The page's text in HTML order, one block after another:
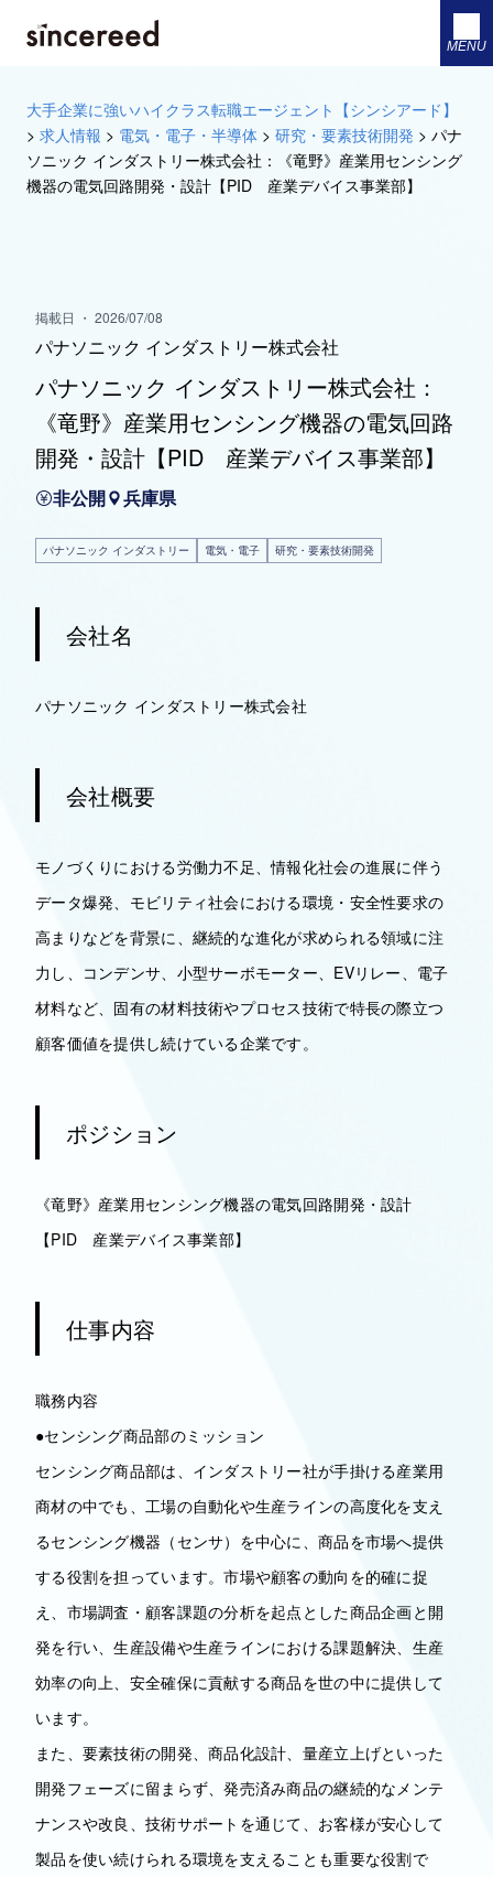
MENU
大手企業に強いハイクラス転職エージェント【シンシアード】
> 求人情報 > 電気・電子・半導体 > 研究・要素技術開発 > パナ
ソニック インダストリー株式会社：《竜野》産業用センシング
機器の電気回路開発・設計【PID 産業デバイス事業部】
掲載日 ・ 2026/07/08
パナソニック インダストリー株式会社
パナソニック インダストリー株式会社：
《竜野》産業用センシング機器の電気回路
開発・設計【PID 産業デバイス事業部】
非公開 兵庫県
パナソニック インダストリー 電気・電子 研究・要素技術開発
会社名
パナソニック インダストリー株式会社
会社概要
モノづくりにおける労働力不足、情報化社会の進展に伴う
データ爆発、モビリティ社会における環境・安全性要求の
高まりなどを背景に、継続的な進化が求められる領域に注
力し、コンデンサ、小型サーボモーター、EVリレー、電子
材料など、固有の材料技術やプロセス技術で特長の際立つ
顧客価値を提供し続けている企業です。
ポジション
《竜野》産業用センシング機器の電気回路開発・設計
【PID 産業デバイス事業部】
仕事内容
職務内容
●センシング商品部のミッション
センシング商品部は、インダストリー社が手掛ける産業用
商材の中でも、工場の自動化や生産ラインの高度化を支え
るセンシング機器（センサ）を中心に、商品を市場へ提供
する役割を担っています。市場や顧客の動向を的確に捉
え、市場調査・顧客課題の分析を起点とした商品企画と開
発を行い、生産設備や生産ラインにおける課題解決、生産
効率の向上、安全確保に貢献する商品を世の中に提供して
います。
また、要素技術の開発、商品化設計、量産立上げといった
開発フェーズに留まらず、発売済み商品の継続的なメンテ
ナンスや改良、技術サポートを通じて、お客様が安心して
製品を使い続けられる環境を支えることも重要な役割で